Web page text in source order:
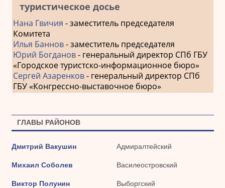
туристическое досье
Нана Гвичия - заместитель председателя
Комитета
Илья Баннов- заместитель председателя
Юрий Богданов- генеральный директор СПб ГБУ
«Городское туристско-информационное бюро»
Сергей Азаренков- генеральный директор СПб
ГБУ «Конгрессно-выставочное бюро»
ГЛАВЫ РАЙОНОВ
Дмитрий Вакушин Адмиралтейский
Михаил Соболев Василеостровский
Виктор Полунин Выборгский